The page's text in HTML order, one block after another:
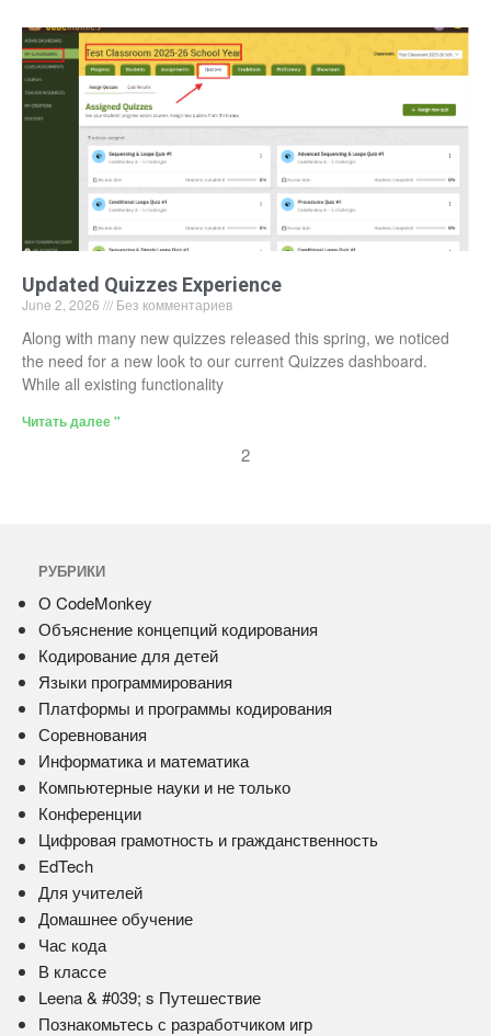
Updated Quizzes Experience
June 2, 2026 Без комментариев
Along with many new quizzes released this spring, we noticed
the need for a new look to our current Quizzes dashboard.
While all existing functionality
Читать далее "
2
РУБРИКИ
О CodeMonkey
Объяснение концепций кодирования
Кодирование для детей
Языки программирования
Платформы и программы кодирования
Соревнования
Информатика и математика
Компьютерные науки и не только
Конференции
Цифровая грамотность и гражданственность
EdTech
Для учителей
Домашнее обучение
Час кода
В классе
Leena & #039; s Путешествие
Познакомьтесь с разработчиком игр